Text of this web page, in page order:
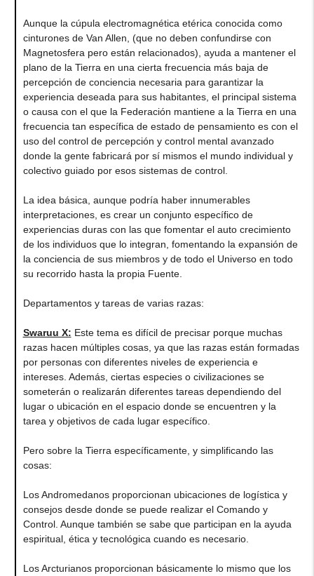
Aunque la cúpula electromagnética etérica conocida como
cinturones de Van Allen, (que no deben confundirse con
Magnetosfera pero están relacionados), ayuda a mantener el
plano de la Tierra en una cierta frecuencia más baja de
percepción de conciencia necesaria para garantizar la
experiencia deseada para sus habitantes, el principal sistema
o causa con el que la Federación mantiene a la Tierra en una
frecuencia tan específica de estado de pensamiento es con el
uso del control de percepción y control mental avanzado
donde la gente fabricará por sí mismos el mundo individual y
colectivo guiado por esos sistemas de control.
La idea básica, aunque podría haber innumerables
interpretaciones, es crear un conjunto específico de
experiencias duras con las que fomentar el auto crecimiento
de los individuos que lo integran, fomentando la expansión de
la conciencia de sus miembros y de todo el Universo en todo
su recorrido hasta la propia Fuente.
Departamentos y tareas de varias razas:
Swaruu X: Este tema es difícil de precisar porque muchas
razas hacen múltiples cosas, ya que las razas están formadas
por personas con diferentes niveles de experiencia e
intereses. Además, ciertas especies o civilizaciones se
someterán o realizarán diferentes tareas dependiendo del
lugar o ubicación en el espacio donde se encuentren y la
tarea y objetivos de cada lugar específico.
Pero sobre la Tierra específicamente, y simplificando las
cosas:
Los Andromedanos proporcionan ubicaciones de logística y
consejos desde donde se puede realizar el Comando y
Control. Aunque también se sabe que participan en la ayuda
espiritual, ética y tecnológica cuando es necesario.
Los Arcturianos proporcionan básicamente lo mismo que los